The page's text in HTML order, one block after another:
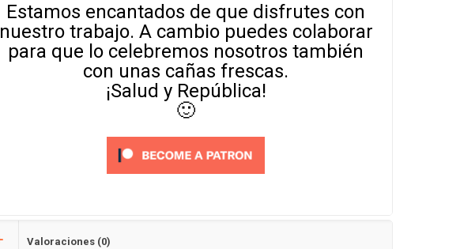
Estamos encantados de que disfrutes con
nuestro trabajo. A cambio puedes colaborar
para que lo celebremos nosotros también
con unas cañas frescas.
¡Salud y República!
🙂
Valoraciones (0)